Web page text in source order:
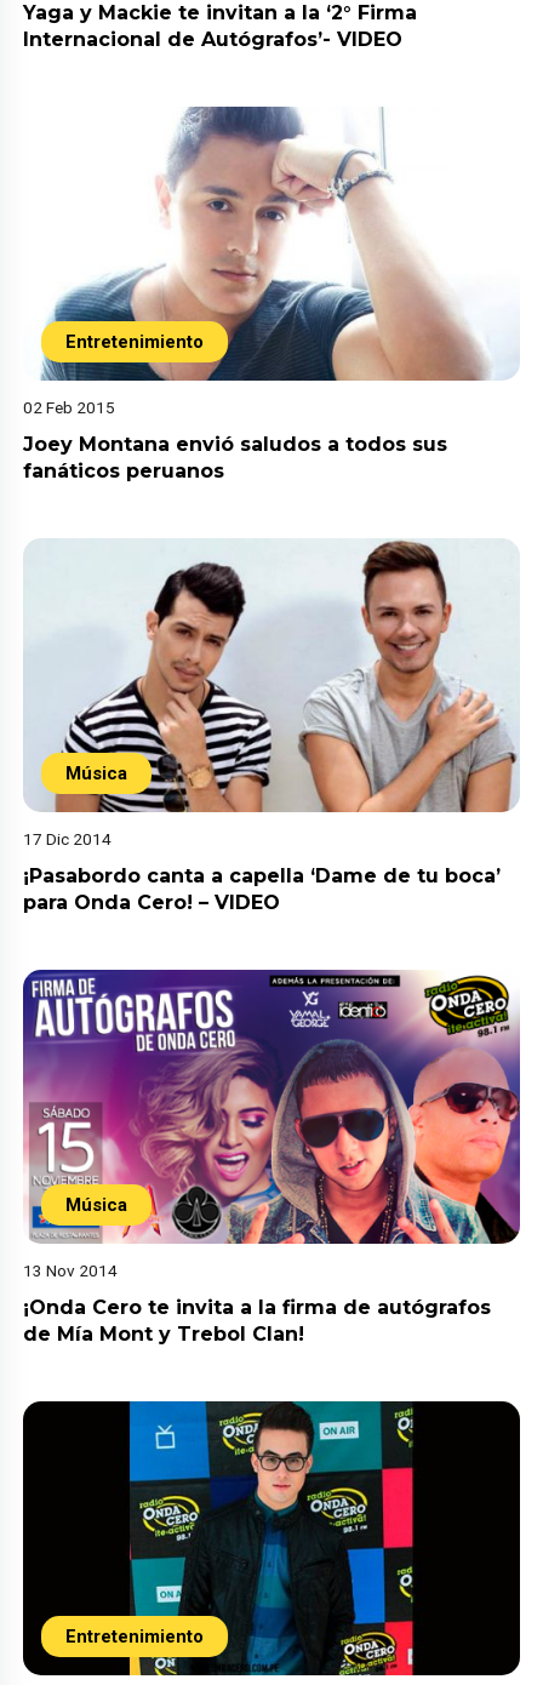
Yaga y Mackie te invitan a la ‘2° Firma
Internacional de Autógrafos’- VIDEO
Entretenimiento
02 Feb 2015
Joey Montana envió saludos a todos sus
fanáticos peruanos
Música
17 Dic 2014
¡Pasabordo canta a capella ‘Dame de tu boca’
para Onda Cero! – VIDEO
Música
13 Nov 2014
¡Onda Cero te invita a la firma de autógrafos
de Mía Mont y Trebol Clan!
Entretenimiento